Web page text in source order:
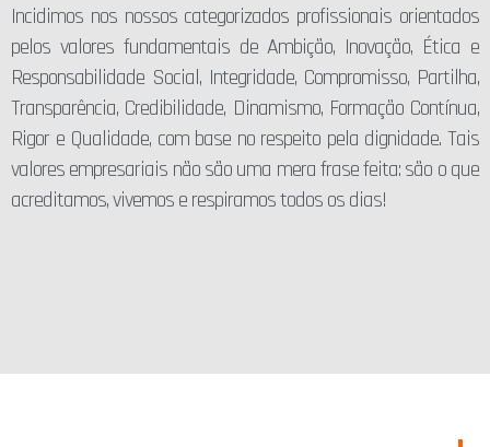
Incidimos nos nossos categorizados profissionais orientados
pelos valores fundamentais de Ambição, Inovação, Ética e
Responsabilidade Social, Integridade, Compromisso, Partilha,
Transparência, Credibilidade, Dinamismo, Formação Contínua,
Rigor e Qualidade, com base no respeito pela dignidade. Tais
valores empresariais não são uma mera frase feita: são o que
acreditamos, vivemos e respiramos todos os dias!